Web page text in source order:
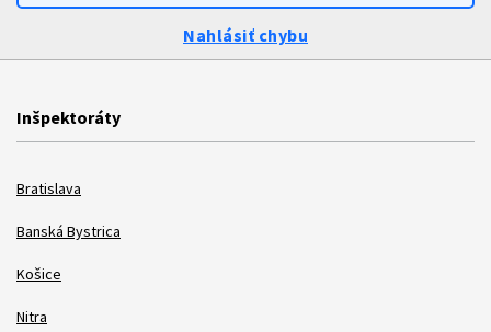
Nahlásiť chybu
Inšpektoráty
Bratislava
Banská Bystrica
Košice
Nitra